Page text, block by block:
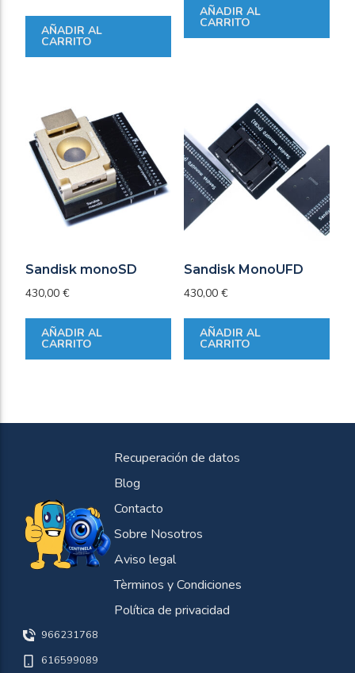
AÑADIR AL
CARRITO
AÑADIR AL
CARRITO
Sandisk monoSD
430,00 €
AÑADIR AL
CARRITO
Sandisk MonoUFD
430,00 €
AÑADIR AL
CARRITO
Recuperación de datos
Blog
Contacto
Sobre Nosotros
Aviso legal
Tèrminos y Condiciones
Política de privacidad
966231768
616599089